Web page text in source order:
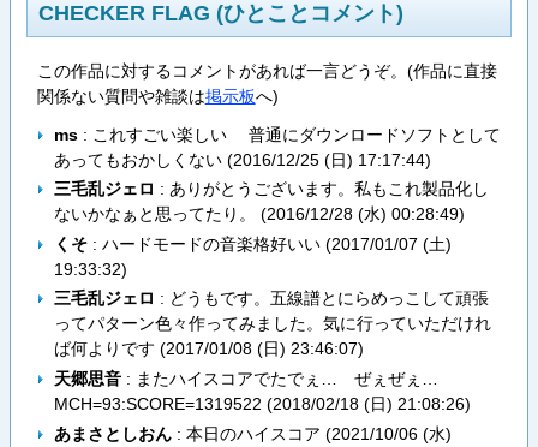
CHECKER FLAG (ひとことコメント)
この作品に対するコメントがあれば一言どうぞ。(作品に直接
関係ない質問や雑談は掲示板へ)
ms: これすごい楽しい 普通にダウンロードソフトとして
あってもおかしくない (2016/12/25 (日) 17:17:44)
三毛乱ジェロ : ありがとうございます。私もこれ製品化し
ないかなぁと思ってたり。 (2016/12/28 (水) 00:28:49)
くそ: ハードモードの音楽格好いい (2017/01/07 (土)
19:33:32)
三毛乱ジェロ : どうもです。五線譜とにらめっこして頑張
ってパターン色々作ってみました。気に行っていただけれ
ば何よりです (2017/01/08 (日) 23:46:07)
天郷思音: またハイスコアでたでぇ… ぜぇぜぇ…
MCH=93:SCORE=1319522 (2018/02/18 (日) 21:08:26)
あまさとしおん: 本日のハイスコア (2021/10/06 (水)